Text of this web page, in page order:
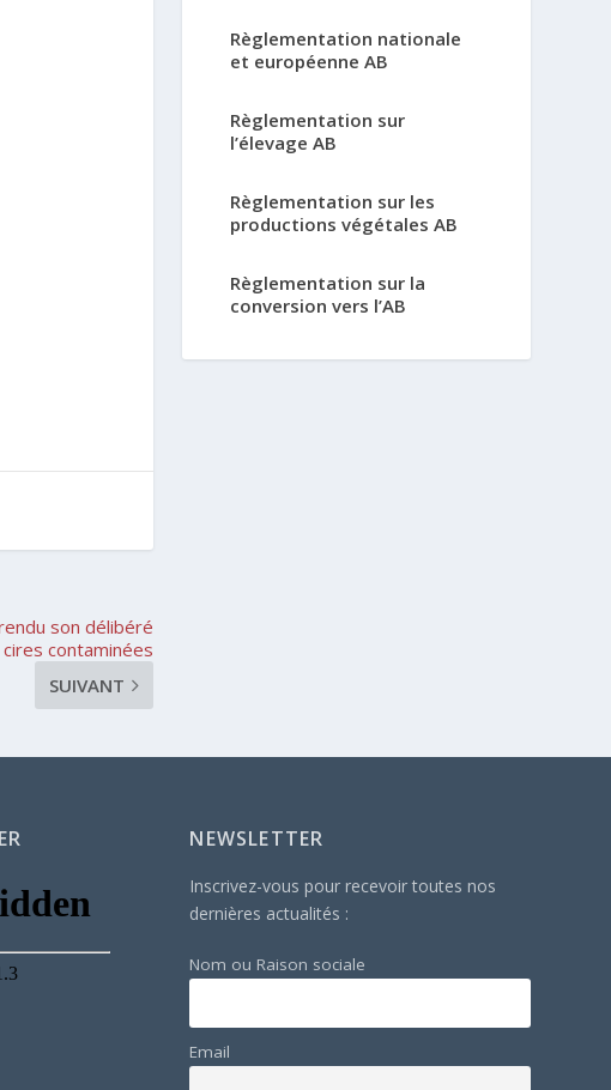
son délibéré
contaminées
SUIVANT
Règlementation nationale
et européenne AB
Règlementation sur
l’élevage AB
Règlementation sur les
productions végétales AB
Règlementation sur la
conversion vers l’AB
NEWSLETTER
Inscrivez-vous pour recevoir toutes nos
dernières actualités :
Nom ou Raison sociale
Email